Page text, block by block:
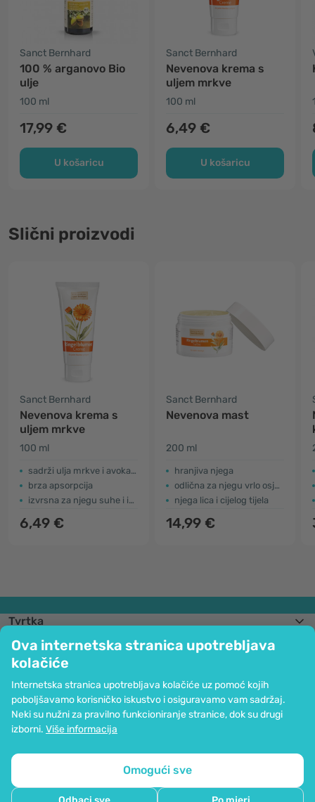
Ova internetska stranica upotrebljava
kolačiće
Internetska stranica upotrebljava kolačiće uz pomoć kojih
poboljšavamo korisničko iskustvo i osiguravamo vam sadržaj.
Neki su nužni za pravilno funkcioniranje stranice, dok su drugi
izborni. Više informacija
Omogući sve
Sanct Bernhard
100 % arganovo Bio
ulje
100 ml
17,99 €
U košaricu
Sanct Bernhard
Nevenova krema s
uljem mrkve
100 ml
6,49 €
U košaricu
Slični proizvodi
Sanct Bernhard
Nevenova krema s
uljem mrkve
100 ml
sadrži ulja mrkve i avokada
brza apsorpcija
izvrsna za njegu suhe i ispucale kože
6,49 €
Sanct Bernhard
Nevenova mast
200 ml
hranjiva njega
odlična za njegu vrlo osjetljive i suhe kože
njega lica i cijelog tijela
14,99 €
Tvrtka
Informacije
Pridružite nam se
Pomoć i narudžbe
Mogućnost kartičnog plaćanja. Osigurana zaštita osobnih podataka preko
SSL kodiranja.
Mapa stranice